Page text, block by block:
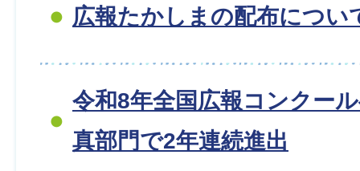
広報たかしまの配布につい
令和8年全国広報コンクー
真部門で2年連続進出